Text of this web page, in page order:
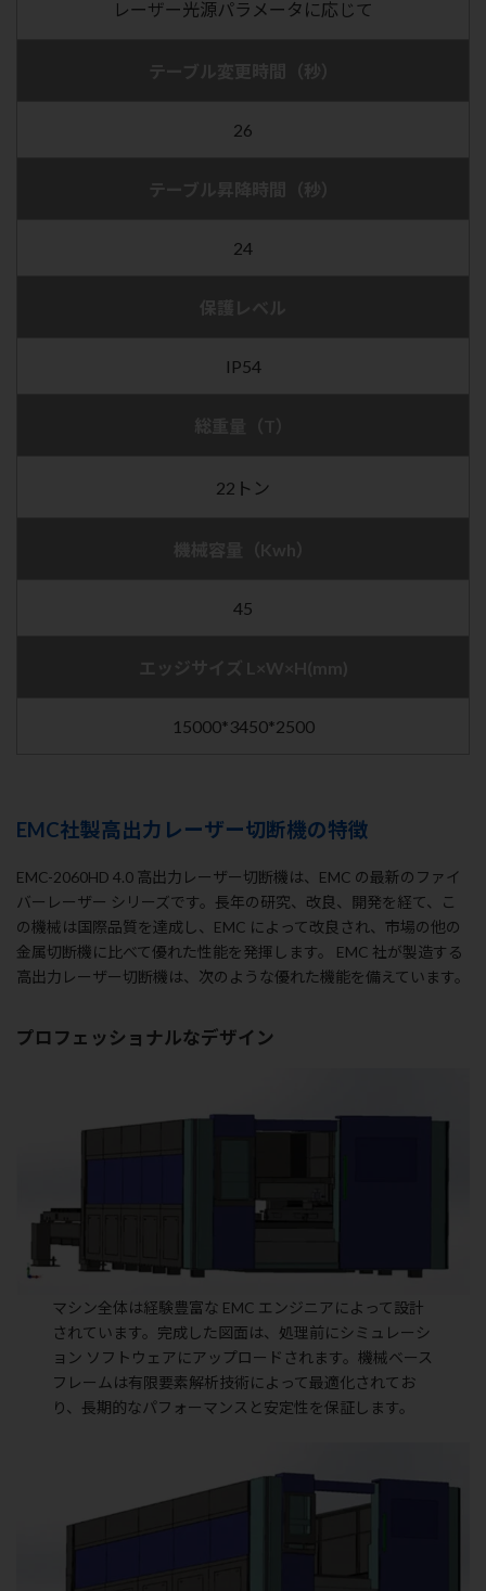
レーザー光源パラメータに応じて
26
24
IP54
22トン
45
15000*3450*2500
EMC社製高出力レーザー切断機の特徴
EMC-2060HD 4.0 高出力レーザー切断機は、EMC の最新のファイ
バーレーザー シリーズです。長年の研究、改良、開発を経て、こ
の機械は国際品質を達成し、EMC によって改良され、市場の他の
金属切断機に比べて優れた性能を発揮します。 EMC 社が製造する
高出力レーザー切断機は、次のような優れた機能を備えています。
プロフェッショナルなデザイン
マシン全体は経験豊富な EMC エンジニアによって設計
されています。完成した図面は、処理前にシミュレーシ
ョン ソフトウェアにアップロードされます。機械ベース
フレームは有限要素解析技術によって最適化されてお
り、長期的なパフォーマンスと安定性を保証します。